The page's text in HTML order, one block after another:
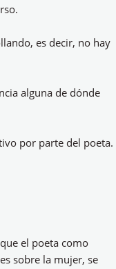
es decir, no hay
alguna de dónde
por parte del poeta.
el poeta como
sobre la mujer, se